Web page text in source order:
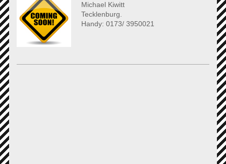
Michael Kiwitt
Tecklenburg.
Handy: 0173/ 3950021